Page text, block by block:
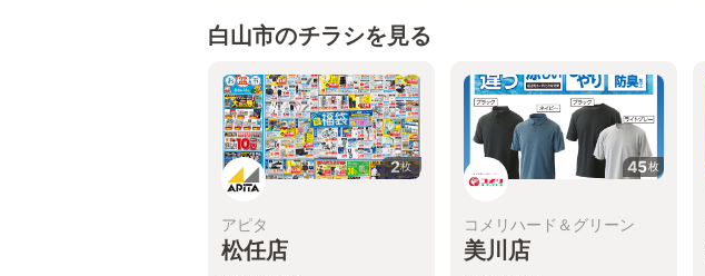
白山市のチラシを見る
2枚
アピタ
松任店
45枚
コメリハード＆グリーン
美川店